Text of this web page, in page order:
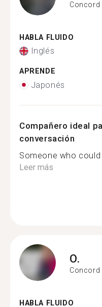
Concord
HABLA FLUIDO
Inglés
APRENDE
Japonés
Compañero ideal
conversación
Someone who could
Leer más
O.
Concord
HABLA FLUIDO